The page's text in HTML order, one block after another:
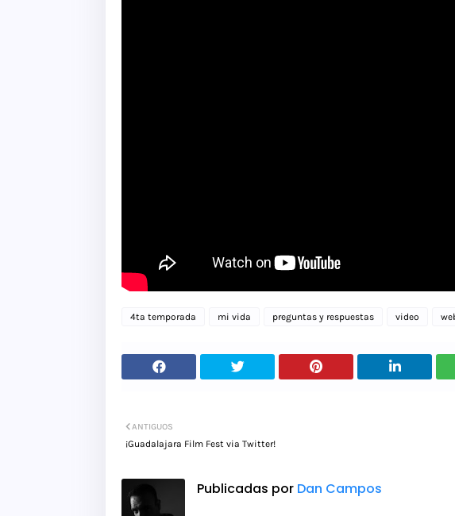
4ta temporada mi vida preguntas y respuestas video
ANTIGUOS
¡Guadalajara Film Fest via Twitter!
Publicadas por Dan Campos